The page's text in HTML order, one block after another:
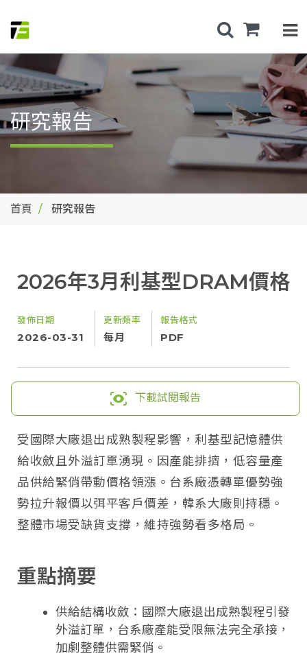
研究報告
首頁 研究報告
2026年3月利基型DRAM價格
發佈日期
2026-03-31
更新頻率
每月
報告格式
PDF
下載試閱報告
受國際大廠退出成熟製程影響，利基型記憶體供
給收斂且外溢訂單湧現。因產能排擠，低容量產
品供給緊俏帶動價格領漲。台系廠憑轉單優勢強
勢拉升報價以弭平客戶價差，韓系大廠則持穩。
整體市場受缺貨支撐，維持強勢看多格局。
重點摘要
供給結構收斂：國際大廠退出成熟製程引發
外溢訂單，台系廠產能受限無法完全承接，
加劇整體供需緊俏。